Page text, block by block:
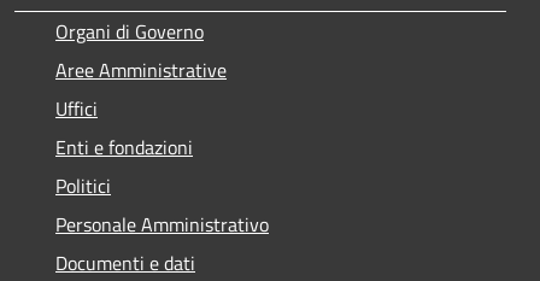
Organi di Governo
Aree Amministrative
Uffici
Enti e fondazioni
Politici
Personale Amministrativo
Documenti e dati